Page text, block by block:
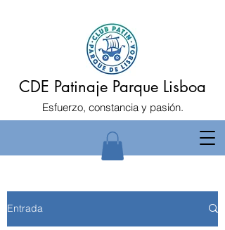
CDE Patinaje Parque Lisboa
Esfuerzo, constancia y pasión.
Entrada